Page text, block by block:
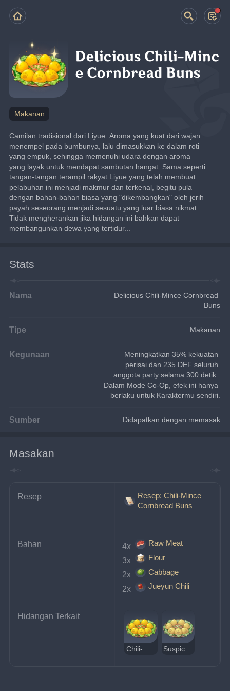
Delicious Chili-Minc
e Cornbread Buns
Makanan
Camilan tradisional dari Liyue. Aroma yang kuat dari wajan
menempel pada bumbunya, lalu dimasukkan ke dalam roti
yang empuk, sehingga memenuhi udara dengan aroma
yang layak untuk mendapat sambutan hangat. Sama seperti
tangan-tangan terampil rakyat Liyue yang telah membuat
pelabuhan ini menjadi makmur dan terkenal, begitu pula
dengan bahan-bahan biasa yang "dikembangkan" oleh jerih
payah seseorang menjadi sesuatu yang luar biasa nikmat.
Tidak mengherankan jika hidangan ini bahkan dapat
membangunkan dewa yang tertidur...
Stats
Nama
Delicious Chili-Mince Cornbread
Buns
Tipe Makanan
Kegunaan
Meningkatkan 35% kekuatan
perisai dan 235 DEF seluruh
anggota party selama 300 detik.
Dalam Mode Co-Op, efek ini hanya
berlaku untuk Karaktermu sendiri.
Sumber Didapatkan dengan memasak
Masakan
Resep
Resep: Chili-Mince
Cornbread Buns
Bahan 4x
Raw Meat
3x
Flour
2x
Cabbage
2x
Jueyun Chili
Hidangan Terkait